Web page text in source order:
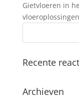
Gietvloeren in
Recente
Archieven